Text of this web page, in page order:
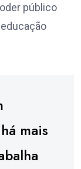
público
mais